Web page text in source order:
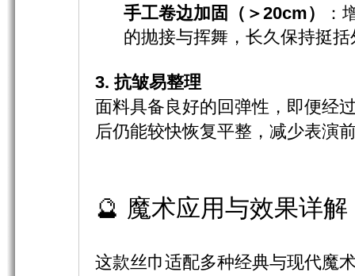
手工卷边加固（＞20cm）
：
的抛接与挥舞，长久保持挺括
3. 抗皱易整理
面料具备良好的回弹性，即便经
后仍能较快恢复平整，减少表演
🔮 魔术应用与效果详解
这款丝巾适配多种经典与现代魔